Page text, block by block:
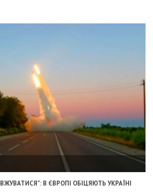
В ЄВРОПІ ОБІЦЯЮТЬ УКРАЇНІ